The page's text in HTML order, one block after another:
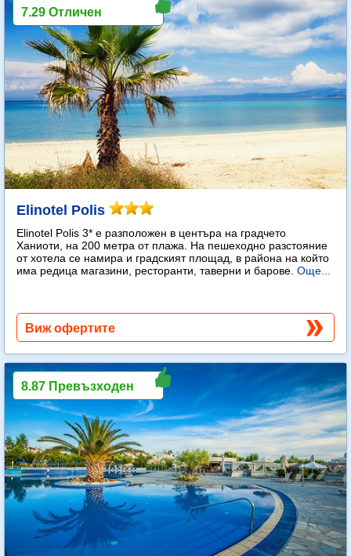
Elinotel Polis
Elinotel Polis 3* е разположен в центъра на градчето
Ханиоти, на 200 метра от плажа. На пешеходно разстояние
от хотела се намира и градският площад, в района на който
има редица магазини, ресторанти, таверни и барове. Още...
7.29 Отличен
Виж офертите
8.87 Превъзходен